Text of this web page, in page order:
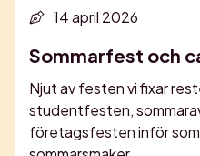
14 april 2026
Sommarfest och
Njut av festen vi fixar
studentfesten,
företagsfesten inför